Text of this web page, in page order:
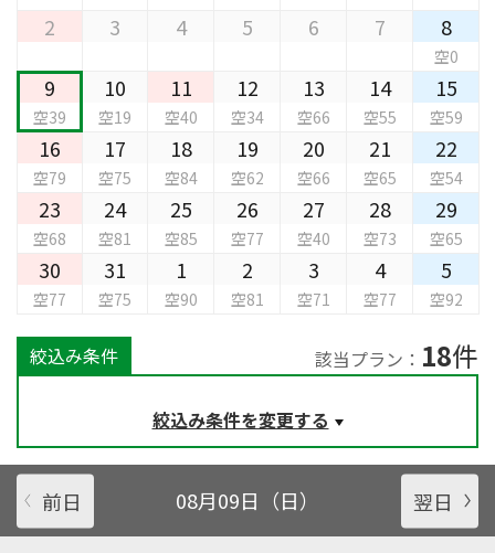
2 3 4 5 6 7 8
空0
9
空39
10
空19
11
空40
12
空34
13
空66
14
空55
15
空59
16
空79
17
空75
18
空84
19
空62
20
空66
21
空65
22
空54
23
空68
24
空81
25
空85
26
空77
27
空40
28
空73
29
空65
30
空77
31
空75
1
空90
2
空81
3
空71
4
空77
5
空92
絞込み条件 該当プラン： 18件
絞込み条件を変更する
前日 08月09日（日） 翌日